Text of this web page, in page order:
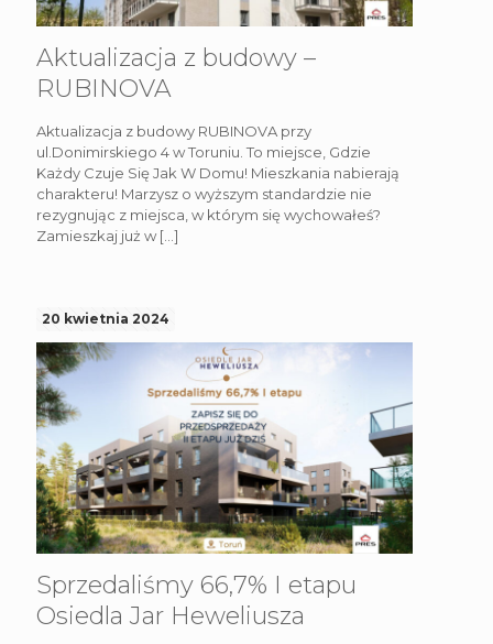
Aktualizacja z budowy –
RUBINOVA
Aktualizacja z budowy RUBINOVA przy
ul.Donimirskiego 4 w Toruniu. To miejsce, Gdzie
Każdy Czuje Się Jak W Domu! Mieszkania nabierają
charakteru! Marzysz o wyższym standardzie nie
rezygnując z miejsca, w którym się wychowałeś?
Zamieszkaj już w […]
20 kwietnia 2024
Sprzedaliśmy 66,7% I etapu
Osiedla Jar Heweliusza